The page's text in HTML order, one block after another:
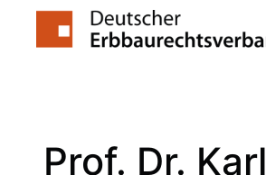
Zum
Prof. Dr. Karl